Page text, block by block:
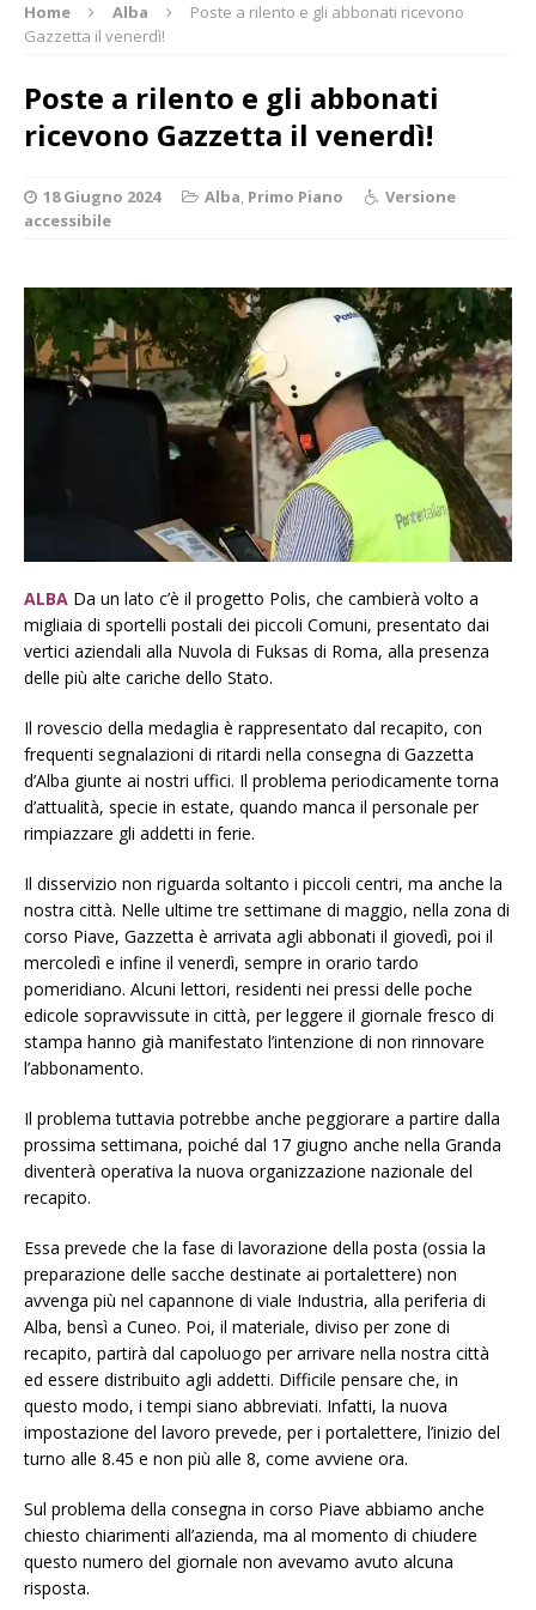
Home Alba
Poste a rilento e gli abbonati ricevono
Gazzetta il venerdì!
Poste a rilento e gli abbonati
ricevono Gazzetta il venerdì!
18 Giugno 2024 Alba, Primo Piano
Versione
accessibile
ALBA Da un lato c’è il progetto Polis, che cambierà volto a
migliaia di sportelli postali dei piccoli Comuni, presentato dai
vertici aziendali alla Nuvola di Fuksas di Roma, alla presenza
delle più alte cariche dello Stato.
Il rovescio della medaglia è rappresentato dal recapito, con
frequenti segnalazioni di ritardi nella consegna di Gazzetta
d’Alba giunte ai nostri uffici. Il problema periodicamente torna
d’attualità, specie in estate, quando manca il personale per
rimpiazzare gli addetti in ferie.
Il disservizio non riguarda soltanto i piccoli centri, ma anche la
nostra città. Nelle ultime tre settimane di maggio, nella zona di
corso Piave, Gazzetta è arrivata agli abbonati il giovedì, poi il
mercoledì e infine il venerdì, sempre in orario tardo
pomeridiano. Alcuni lettori, residenti nei pressi delle poche
edicole sopravvissute in città, per leggere il giornale fresco di
stampa hanno già manifestato l’intenzione di non rinnovare
l’abbonamento.
Il problema tuttavia potrebbe anche peggiorare a partire dalla
prossima settimana, poiché dal 17 giugno anche nella Granda
diventerà operativa la nuova organizzazione nazionale del
recapito.
Essa prevede che la fase di lavorazione della posta (ossia la
preparazione delle sacche destinate ai portalettere) non
avvenga più nel capannone di viale Industria, alla periferia di
Alba, bensì a Cuneo. Poi, il materiale, diviso per zone di
recapito, partirà dal capoluogo per arrivare nella nostra città
ed essere distribuito agli addetti. Difficile pensare che, in
questo modo, i tempi siano abbreviati. Infatti, la nuova
impostazione del lavoro prevede, per i portalettere, l’inizio del
turno alle 8.45 e non più alle 8, come avviene ora.
Sul problema della consegna in corso Piave abbiamo anche
chiesto chiarimenti all’azienda, ma al momento di chiudere
questo numero del giornale non avevamo avuto alcuna
risposta.